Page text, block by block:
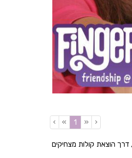
‹
«
1
»
›
דרך הוצאת קולות מצחיקים